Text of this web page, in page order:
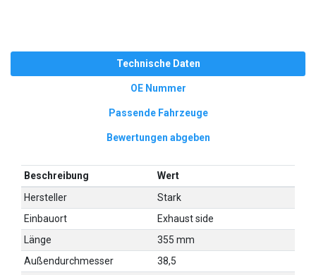
Technische Daten
OE Nummer
Passende Fahrzeuge
Bewertungen abgeben
Beschreibung
Wert
Hersteller
Stark
Einbauort
Exhaust side
Länge
355 mm
Außendurchmesser
38,5